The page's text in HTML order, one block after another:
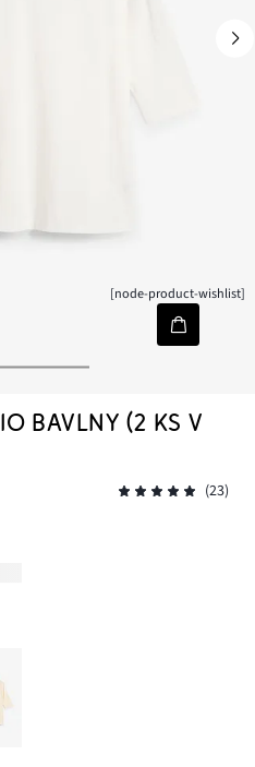
[node-product-wishlist]
BAVLNY (2 KS V
(23)